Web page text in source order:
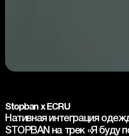
Stopban x ECRU
Нативная интеграция
STOPBAN на трек «Я буду